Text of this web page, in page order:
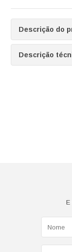
Descrição do
Descrição
E